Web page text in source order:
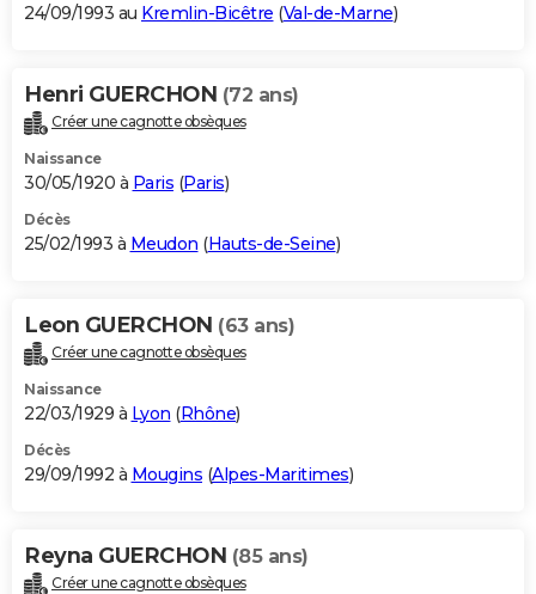
24/09/1993 au Kremlin-Bicêtre (Val-de-Marne)
Henri GUERCHON (72 ans)
Créer une cagnotte obsèques
Naissance
30/05/1920 à Paris (Paris)
Décès
25/02/1993 à Meudon (Hauts-de-Seine)
Leon GUERCHON (63 ans)
Créer une cagnotte obsèques
Naissance
22/03/1929 à Lyon (Rhône)
Décès
29/09/1992 à Mougins (Alpes-Maritimes)
Reyna GUERCHON (85 ans)
Créer une cagnotte obsèques